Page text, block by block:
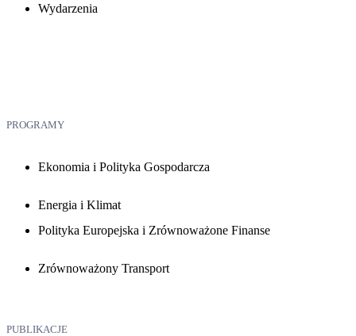
Wydarzenia
PROGRAMY
Ekonomia i Polityka Gospodarcza
Energia i Klimat
Polityka Europejska i Zrównoważone Finanse
Zrównoważony Transport
PUBLIKACJE